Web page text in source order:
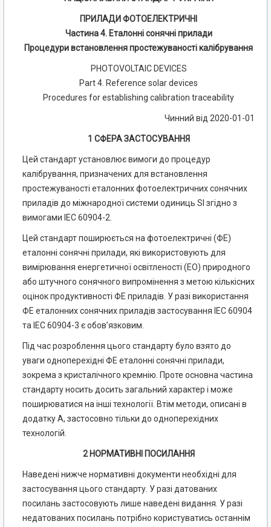
ПРИЛАДИ ФОТОЕЛЕКТРИЧНІ
Частина 4. Еталонні сонячні прилади
Процедури встановлення простежуваності калібрування
PHOTOVOLTAIC DEVICES
Part 4. Reference solar devices
Procedures for establishing calibration traceability
Чинний від 2020-01-01
1 СФЕРА ЗАСТОСУВАННЯ
Цей стандарт установлює вимоги до процедур
калібрування, призначених для встановлення
простежуваності еталонних фотоелектричних сонячних
приладів до міжнародної системи одиниць SI згідно з
вимогами ІЕС 60904-2.
Цей стандарт поширюється на фотоелектричні (ФЕ)
еталонні сонячні прилади, які використовують для
вимірювання енергетичної освітленості (ЕО) природного
або штучного сонячного випромінення з метою кількісних
оцінок продуктивності ФЕ приладів. У разі використання
ФЕ еталонних сонячних приладів застосування ІЕС 60904
та ІЕС 60904-3 є обов’язковим.
Під час розроблення цього стандарту було взято до
уваги одноперехідні ФЕ еталонні сонячні прилади,
зокрема з кристалічного кремнію. Проте основна частина
стандарту носить досить загальний характер і може
поширюватися на інші технології. Втім методи, описані в
додатку А, застосовно тільки до одноперехідних
технологій.
2 НОРМАТИВНІ ПОСИЛАННЯ
Наведені нижче нормативні документи необхідні для
застосування цього стандарту. У разі датованих
посилань застосовують лише наведені видання. У разі
недатованих посилань потрібно користуватись останнім